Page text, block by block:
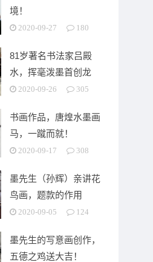
境！
2020-09-27 180
81岁著名书法家吕殿
水，挥毫泼墨首创龙
2020-09-26 305
书画作品，唐煌水墨画
马，一蹴而就！
2020-09-17 308
墨先生（孙辉）亲讲花
鸟画，题款的作用
2020-09-05 124
墨先生的写意画创作，
五德之鸡送大吉！